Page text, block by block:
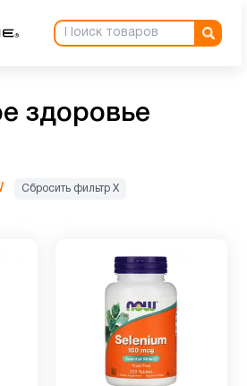
здоровье
Сбросить фильтр Х